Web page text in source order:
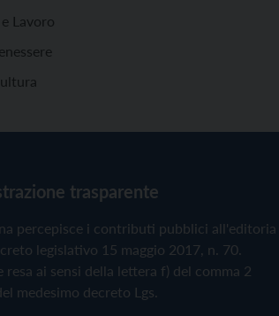
Lavoro
trasparente
percepisce i contributi pubblici all'editoria
legislativo 15 maggio 2017, n. 70.
resa ai sensi della lettera f) del comma 2
medesimo decreto Lgs.